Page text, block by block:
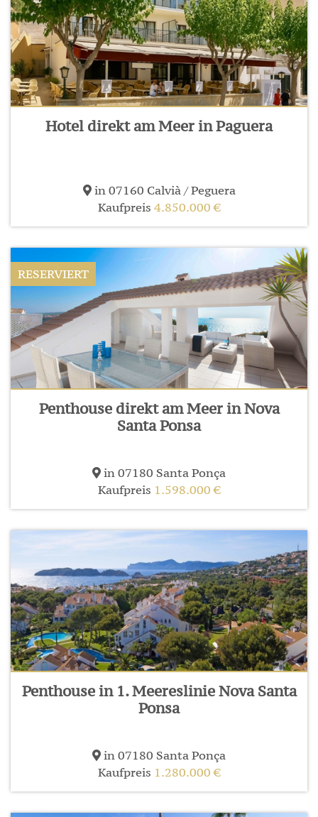
Hotel direkt am Meer in Paguera
in 07160 Calvià / Peguera
Kaufpreis 4.850.000 €
RESERVIERT
Penthouse direkt am Meer in Nova
Santa Ponsa
in 07180 Santa Ponça
Kaufpreis 1.598.000 €
Penthouse in 1. Meereslinie Nova Santa
Ponsa
in 07180 Santa Ponça
Kaufpreis 1.280.000 €